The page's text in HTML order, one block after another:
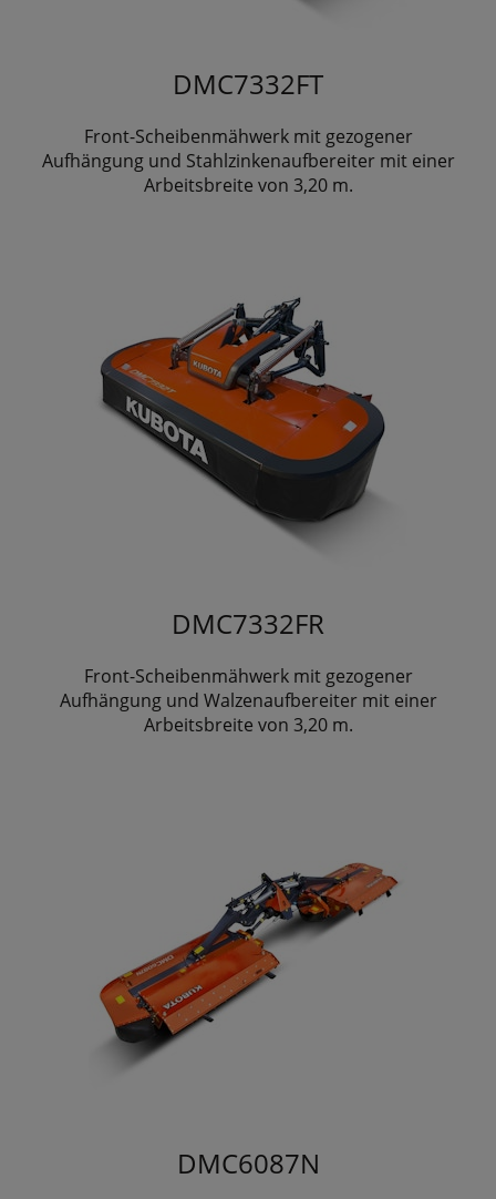
DMC7332FT
Front-Scheibenmähwerk mit gezogener
Aufhängung und Stahlzinkenaufbereiter mit einer
Arbeitsbreite von 3,20 m.
DMC7332FR
Front-Scheibenmähwerk mit gezogener
Aufhängung und Walzenaufbereiter mit einer
Arbeitsbreite von 3,20 m.
DMC6087N